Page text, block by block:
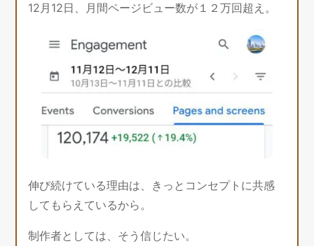
12月12日、月間ページビュー数が１２万回超え。
伸び続けている理由は、きっとコンセプトに共感
してもらえているから。
制作者としては、そう信じたい。